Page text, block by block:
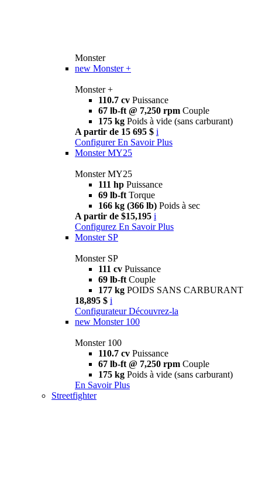
Monster
new Monster +
Monster +
110.7 cv Puissance
67 lb-ft @ 7,250 rpm Couple
175 kg Poids à vide (sans carburant)
A partir de 15 695 $ i
Configurer En Savoir Plus
Monster MY25
Monster MY25
111 hp Puissance
69 lb-ft Torque
166 kg (366 lb) Poids à sec
A partir de $15,195 i
Configurez En Savoir Plus
Monster SP
Monster SP
111 cv Puissance
69 lb-ft Couple
177 kg POIDS SANS CARBURANT
18,895 $ i
Configurateur Découvrez-la
new Monster 100
Monster 100
110.7 cv Puissance
67 lb-ft @ 7,250 rpm Couple
175 kg Poids à vide (sans carburant)
En Savoir Plus
Streetfighter